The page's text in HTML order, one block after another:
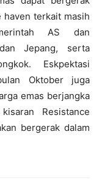
haven terkait masih
AS dan
Jepang, serta
Eskpektasi
Oktober juga
emas berjangka
Resistance
bergerak dalam